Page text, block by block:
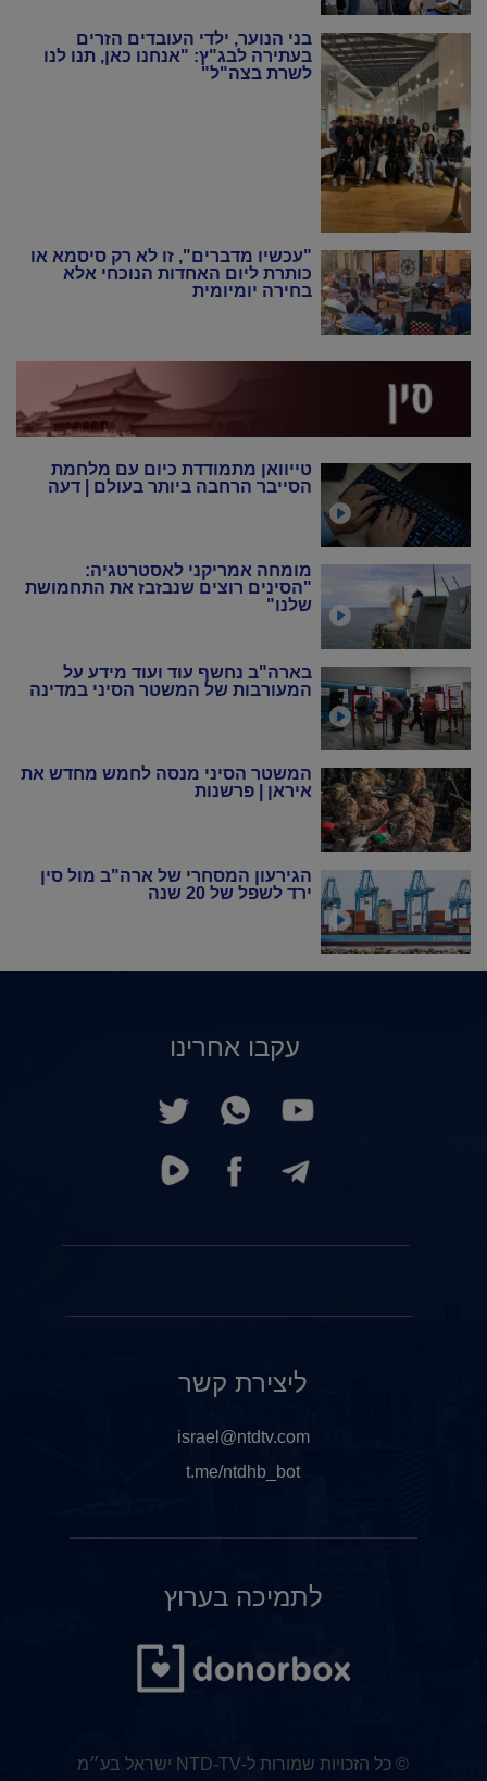
בני הנוער, ילדי העובדים הזרים
בעתירה לבג"ץ: "אנחנו כאן, תנו לנו
לשרת בצה"ל"
"עכשיו מדברים", זו לא רק סיסמא או
כותרת ליום האחדות הנוכחי אלא
בחירה יומיומית
טייוואן מתמודדת כיום עם מלחמת
הסייבר הרחבה ביותר בעולם | דעה
מומחה אמריקני לאסטרטגיה:
"הסינים רוצים שנבזבז את התחמושת
שלנו"
בארה"ב נחשף עוד ועוד מידע על
המעורבות של המשטר הסיני במדינה
המשטר הסיני מנסה לחמש מחדש את
איראן | פרשנות
הגירעון המסחרי של ארה"ב מול סין
ירד לשפל של 20 שנה
עקבו אחרינו
לתמיכה בערוץ
ליצירת קשר
israel@ntdtv.com
t.me/ntdhb_bot
© כל הזכויות שמורות ל-NTD-TV ישראל בע״מ